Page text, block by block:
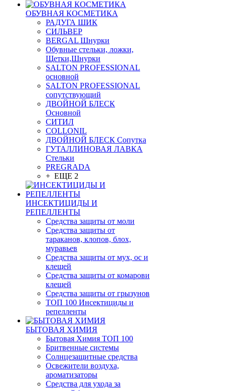
ОБУВНАЯ КОСМЕТИКА
РАДУГА ШИК
СИЛЬВЕР
BERGAL Шнурки
Обувные стельки, ложки,
Щетки,Шнурки
SALTON PROFESSIONAL
основной
SALTON PROFESSIONAL
сопутствующий
ДВОЙНОЙ БЛЕСК
Основной
СИТИЛ
COLLONIL
ДВОЙНОЙ БЛЕСК Сопутка
ГУТАЛЛИНОВАЯ ЛАВКА
Стельки
PREGRADA
+ ЕЩЕ 2
ИНСЕКТИЦИДЫ И
РЕПЕЛЛЕНТЫ
Средства защиты от моли
Средства защиты от
тараканов, клопов, блох,
муравьев
Средства защиты от мух, ос и
клещей
Средства защиты от комарови
клещей
Средства защиты от грызунов
ТОП 100 Инсектициды и
репелленты
БЫТОВАЯ ХИМИЯ
Бытовая Химия ТОП 100
Бритвенные системы
Солнцезащитные средства
Освежители воздуха,
ароматизаторы
Средства для ухода за